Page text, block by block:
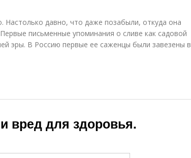
давно, что даже позабыли, откуда она
письменные упоминания о сливе как садовой
эры. В Рос­сию первые ее саженцы были завезены в
вред для здоровья.